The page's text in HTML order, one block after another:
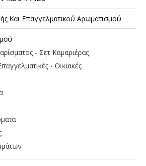
Και Επαγγελματικού Αρωματισμού
- Σετ Καμαριέρας
- Οικιακές